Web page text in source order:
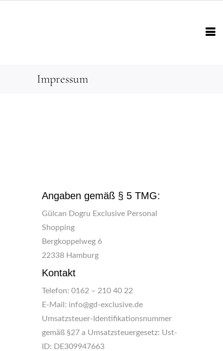
Impressum
Angaben gemäß § 5 TMG:
Gülcan Dogru Exclusive Personal
Shopping
Bergkoppelweg 6
22338 Hamburg
Kontakt
Telefon: 0162 – 210 40 22
E-Mail: info@gd-exclusive.de
Umsatzsteuer-Identifikationsnummer
gemäß §27 a Umsatzsteuergesetz: Ust-
ID: DE309947663